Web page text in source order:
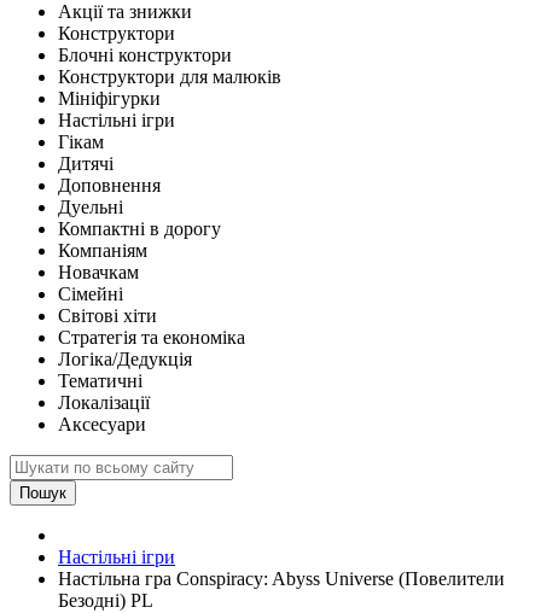
Акції та знижки
Конструктори
Блочні конструктори
Конструктори для малюків
Мініфігурки
Настільні ігри
Гікам
Дитячі
Доповнення
Дуельні
Компактні в дорогу
Компаніям
Новачкам
Сімейні
Світові хіти
Стратегія та економіка
Логіка/Дедукція
Тематичні
Локалізації
Аксесуари
Пошук
Настільні ігри
Настільна гра Conspiracy: Abyss Universe (Повелители
Безодні) PL